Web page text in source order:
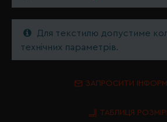
Для текстилю допустиме
технічних параметрів.
ЗАПРОСИТИ
ТАБЛИЦЯ